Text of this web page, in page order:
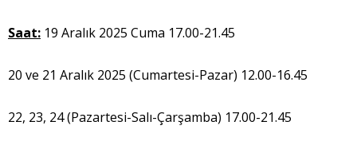
Saat: 19 Aralık 2025 Cuma 17.00-21.45
20 ve 21 Aralık 2025 (Cumartesi-Pazar) 12.00-16.45
22, 23, 24 (Pazartesi-Salı-Çarşamba) 17.00-21.45